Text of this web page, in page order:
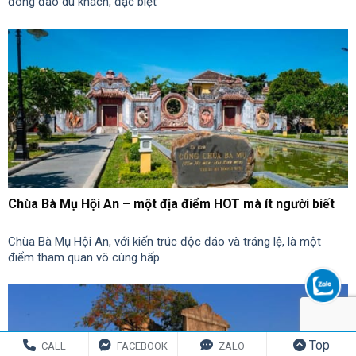
Chùa Bà Mụ Hội An – một địa điểm HOT mà ít người biết
Chùa Bà Mụ Hội An, với kiến trúc độc đáo và tráng lệ, là một
điểm tham quan vô cùng hấp
CALL FACEBOOK ZALO Top